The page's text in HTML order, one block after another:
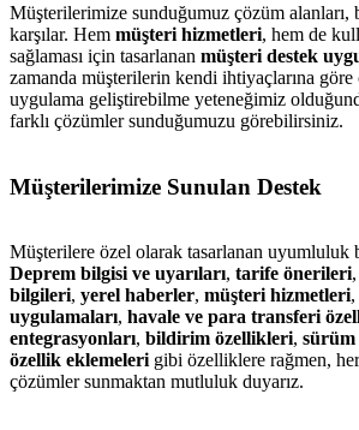
İletişim English
Müşterilerimize sunduğumuz çözüm
karşılar. Hem müşteri hizmetleri, hem de
sağlaması için tasarlanan müşteri destek
zamanda müşterilerin kendi ihtiyaçlarına
uygulama geliştirebilme yeteneğimiz
farklı çözümler sunduğumuzu görebilirsiniz.
Müşterilerimize Sunulan Destek
Müşterilere özel olarak tasarlanan uyumluluk
Deprem bilgisi ve uyarıları, tarife önerileri,
bilgileri, yerel haberler, müşteri hizmetleri,
uygulamaları, havale ve para transferi
entegrasyonları, bildirim özellikleri, sürüm
özellik eklemeleri gibi özelliklere rağmen,
çözümler sunmaktan mutluluk duyarız.